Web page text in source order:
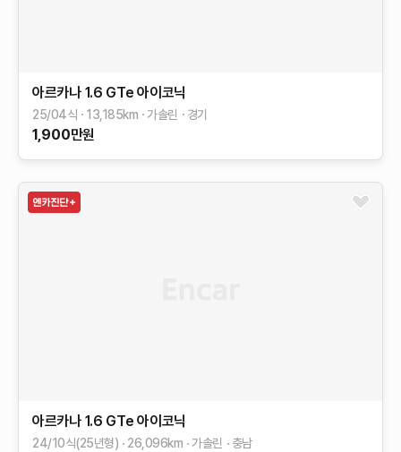
아르카나 1.6 GTe 아이코닉
25/04식 13,185km 가솔린 경기
1,900만원
아르카나 1.6 GTe 아이코닉
24/10식(25년형) 26,096km 가솔린 충남